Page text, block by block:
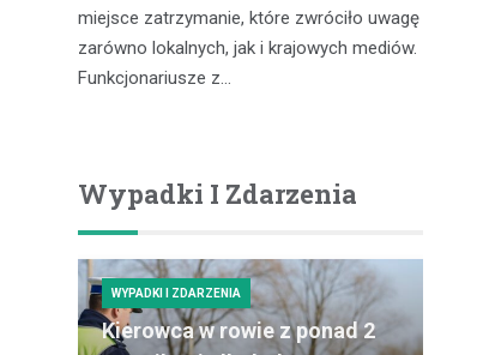
miejsce zatrzymanie, które zwróciło uwagę
zarówno lokalnych, jak i krajowych mediów.
Funkcjonariusze z…
Wypadki I Zdarzenia
WYPADKI I ZDARZENIA
Kierowca w rowie z ponad 2